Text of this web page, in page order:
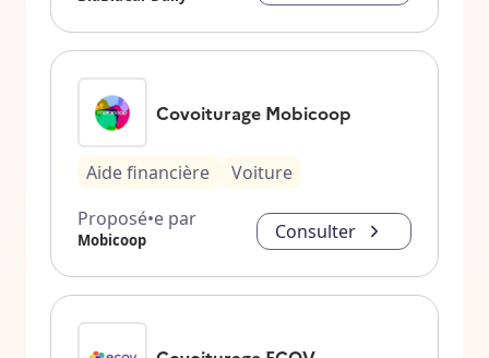
Covoiturage Mobicoop
Aide financière
Voiture
Proposé•e par
Mobicoop Consulter